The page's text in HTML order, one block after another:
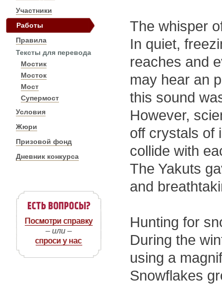
Участники
Работы
Правила
Тексты для перевода
Мостик
Мосток
Мост
Супермост
Условия
Жюри
Призовой фонд
Дневник конкурса
Посмотри справку
– или –
спроси у нас
The whisper
In quiet,
reaches and
may hear an
this sound
However,
off crystals of
collide with
The Yakuts
and
Hunting for
During the
using a
Snowflakes